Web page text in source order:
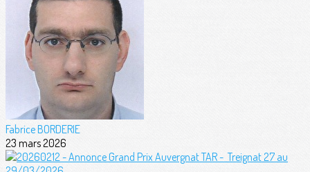
Fabrice BORDERIE
23 mars 2026